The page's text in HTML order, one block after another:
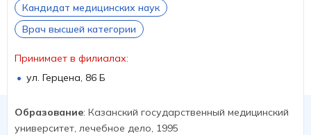
Кандидат медицинских наук
Врач высшей категории
Принимает в филиалах:
ул. Герцена, 86 Б
Образование: Казанский государственный медицинский
университет, лечебное дело, 1995